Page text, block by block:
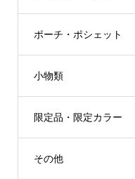
ポーチ・ポシェット
小物類
限定品・限定カラー
その他